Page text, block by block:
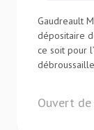
Gaudreault
dépositaire
ce soit pour
Ouvert